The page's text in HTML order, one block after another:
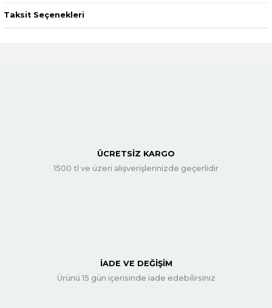
Taksit Seçenekleri
ÜCRETSİZ KARGO
1500 tl ve üzeri alışverişlerinizde geçerlidir
İADE VE DEĞİŞİM
Ürünü 15 gün içerisinde iade edebilirsiniz